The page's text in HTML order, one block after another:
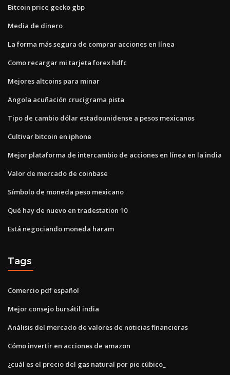
Bitcoin price gecko gbp
Media de dinero
La forma más segura de comprar acciones en línea
Como recargar mi tarjeta forex hdfc
Mejores altcoins para minar
Angola acuñación crucigrama pista
Tipo de cambio dólar estadounidense a pesos mexicanos
Cultivar bitcoin en iphone
Mejor plataforma de intercambio de acciones en línea en la india
Valor de mercado de coinbase
Símbolo de moneda peso mexicano
Qué hay de nuevo en tradestation 10
Está negociando moneda haram
Tags
Comercio pdf español
Mejor consejo bursátil india
Análisis del mercado de valores de noticias financieras
Cómo invertir en acciones de amazon
¿cuál es el precio del gas natural por pie cúbico_